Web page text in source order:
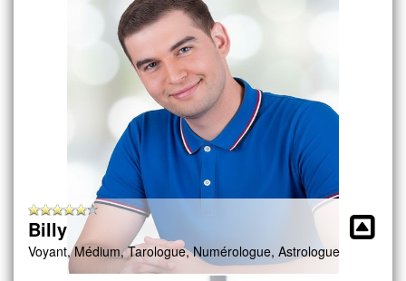
Billy
Voyant, Médium, Tarologue, Numérologue, Astrologue